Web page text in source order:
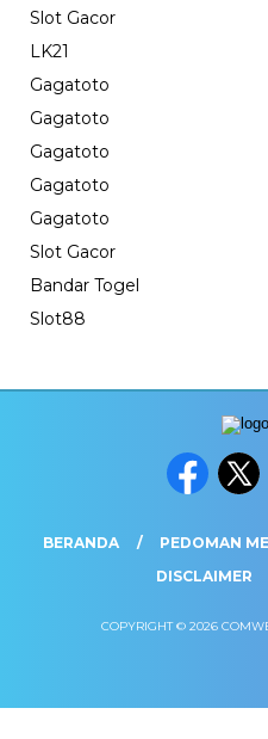
Slot Gacor
LK21
Gagatoto
Gagatoto
Gagatoto
Gagatoto
Gagatoto
Slot Gacor
Bandar Togel
Slot88
BERANDA PEDOMAN
DISCLAIMER
COPYRIGHT © 2026